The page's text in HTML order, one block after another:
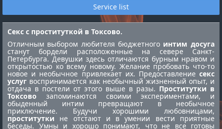
Service list
Секс с проституткой в Токсово.
Отличным выбором любителя бюджетного интим досуга
станут бордели расположенные на севере Санкт-
Петербурга. Девушки здесь отличаются бурным нравом и
открытостью ко всему новому. Желание пробовать что-то
новое и необычное привлекает их. Предоставление секс
услуг воспринимается как необычный жизненный опыт, и
отдача в постели от этого выше в разы. Проститутки в
Токсово запоминаются своими экспериментами, и
обыденный интим превращают в необычное
приключение. Будучи хорошими любовницами,
проститутки не отстают и в умении вести приятные
беседы. Умны и хорошо понимают, что не все готовы